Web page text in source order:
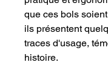
que ces bols
ils présentent
traces d'usage,
histoire.